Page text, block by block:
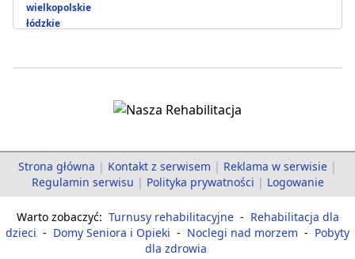
wielkopolskie
łódzkie
Strona główna | Kontakt z serwisem | Reklama w serwisie |
Regulamin serwisu | Polityka prywatności | Logowanie
Warto zobaczyć: Turnusy rehabilitacyjne - Rehabilitacja dla
dzieci - Domy Seniora i Opieki - Noclegi nad morzem - Pobyty
dla zdrowia